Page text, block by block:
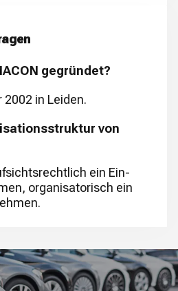
gegründet?
2002 in Leiden.
von
ein Ein-
organisatorisch ein